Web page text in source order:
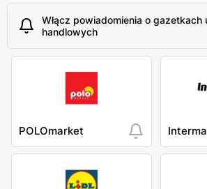
Włącz powiadomienia o gazetkach
handlowych
POLOmarket